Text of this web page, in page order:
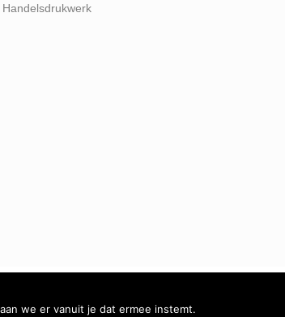
Handelsdrukwerk
we er vanuit je dat ermee instemt.